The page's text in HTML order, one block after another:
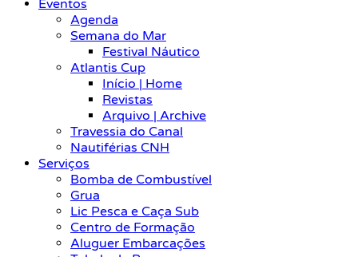
Eventos
Agenda
Semana do Mar
Festival Náutico
Atlantis Cup
Início | Home
Revistas
Arquivo | Archive
Travessia do Canal
Nautiférias CNH
Serviços
Bomba de Combustível
Grua
Lic Pesca e Caça Sub
Centro de Formação
Aluguer Embarcações